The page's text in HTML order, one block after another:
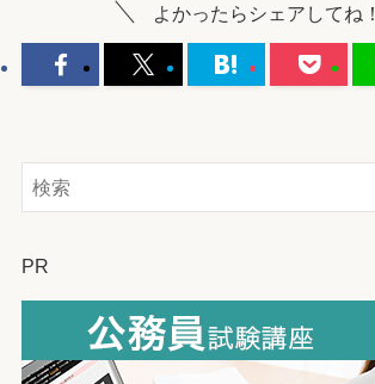
よかったらシェアしてね！
PR